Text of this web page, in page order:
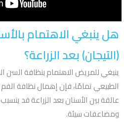
هل ينبغي الاهتمام
(التيجان) بعد الزراعة؟
ينبغي للمريض الاهتمام بنظافة السن
الطبيعي تمامًا، فإن إهمال نظافة الفم
عالقة بين الأسنان بعد الزراعة قد
ومضاعفات سيئة.